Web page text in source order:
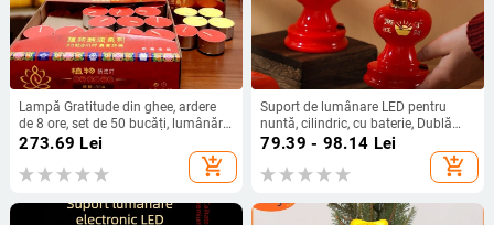
Lampă Gratitude din ghee, ardere
de 8 ore, set de 50 bucăți, lumânări
religioase din plante, cadou de
273.69 Lei
add_shopping_cart
Suport de lumânare LED pentru
nuntă, cilindric, cu baterie, Dublă
Fericire
79.39 - 98.14 Lei
add_shopping_cart